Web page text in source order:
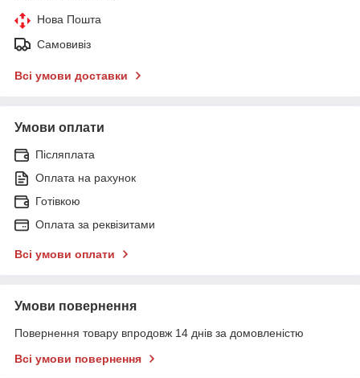
Нова Пошта
Самовивіз
Всі умови доставки
Умови оплати
Післяплата
Оплата на рахунок
Готівкою
Оплата за реквізитами
Всі умови оплати
Умови повернення
Повернення товару впродовж 14 днів за домовленістю
Всі умови повернення